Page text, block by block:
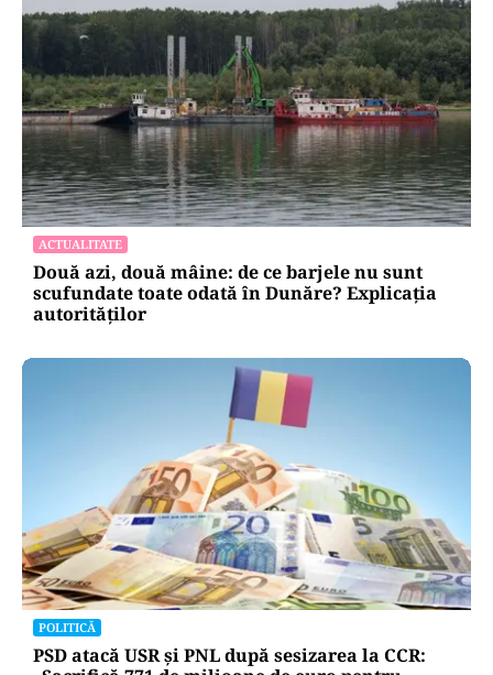
ACTUALITATE
Două azi, două mâine: de ce barjele nu sunt
scufundate toate odată în Dunăre? Explicația
autorităților
POLITICĂ
PSD atacă USR și PNL după sesizarea la CCR: